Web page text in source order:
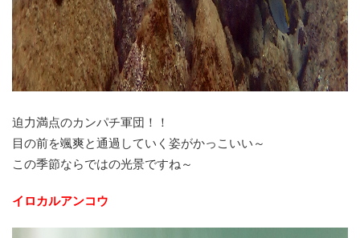
迫力満点のカンパチ軍団！！
目の前を颯爽と通過していく姿がかっこいい～
この季節ならではの光景ですね～
イロカルアンコウ